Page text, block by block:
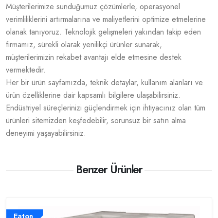
Müşterilerimize sunduğumuz çözümlerle, operasyonel
verimliliklerini artırmalarına ve maliyetlerini optimize etmelerine
olanak tanıyoruz. Teknolojik gelişmeleri yakından takip eden
firmamız, sürekli olarak yenilikçi ürünler sunarak,
müşterilerimizin rekabet avantajı elde etmesine destek
vermektedir.
Her bir ürün sayfamızda, teknik detaylar, kullanım alanları ve
ürün özelliklerine dair kapsamlı bilgilere ulaşabilirsiniz.
Endüstriyel süreçlerinizi güçlendirmek için ihtiyacınız olan tüm
ürünleri sitemizden keşfedebilir, sorunsuz bir satın alma
deneyimi yaşayabilirsiniz.
Benzer Ürünler